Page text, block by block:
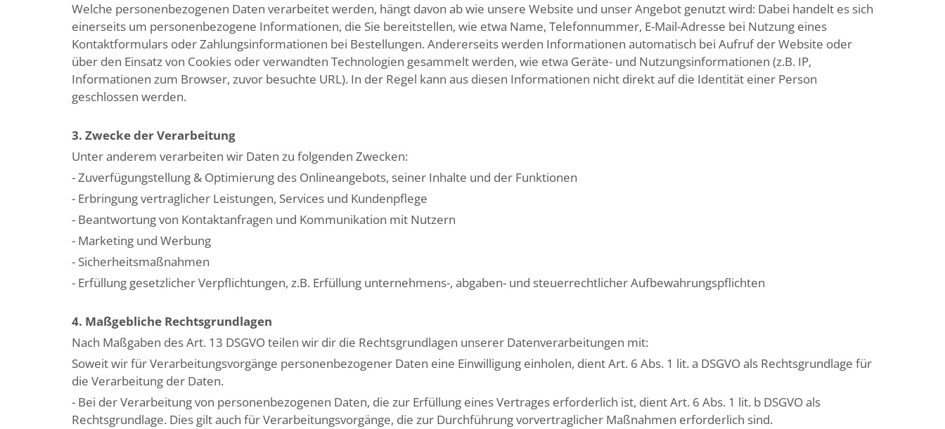
Welche personenbezogenen Daten verarbeitet werden, hängt davon ab wie unsere Website und unser Angebot genutzt wird: Dabei handelt es sich
einerseits um personenbezogene Informationen, die Sie bereitstellen, wie etwa Name, Telefonnummer, E-Mail-Adresse bei Nutzung eines
Kontaktformulars oder Zahlungsinformationen bei Bestellungen. Andererseits werden Informationen automatisch bei Aufruf der Website oder
über den Einsatz von Cookies oder verwandten Technologien gesammelt werden, wie etwa Geräte- und Nutzungsinformationen (z.B. IP,
Informationen zum Browser, zuvor besuchte URL). In der Regel kann aus diesen Informationen nicht direkt auf die Identität einer Person
geschlossen werden.
3. Zwecke der Verarbeitung
Unter anderem verarbeiten wir Daten zu folgenden Zwecken:
- Zuverfügungstellung & Optimierung des Onlineangebots, seiner Inhalte und der Funktionen
- Erbringung vertraglicher Leistungen, Services und Kundenpflege
- Beantwortung von Kontaktanfragen und Kommunikation mit Nutzern
- Marketing und Werbung
- Sicherheitsmaßnahmen
- Erfüllung gesetzlicher Verpflichtungen, z.B. Erfüllung unternehmens-, abgaben- und steuerrechtlicher Aufbewahrungspflichten
4. Maßgebliche Rechtsgrundlagen
Nach Maßgaben des Art. 13 DSGVO teilen wir dir die Rechtsgrundlagen unserer Datenverarbeitungen mit:
Soweit wir für Verarbeitungsvorgänge personenbezogener Daten eine Einwilligung einholen, dient Art. 6 Abs. 1 lit. a DSGVO als Rechtsgrundlage für
die Verarbeitung der Daten.
- Bei der Verarbeitung von personenbezogenen Daten, die zur Erfüllung eines Vertrages erforderlich ist, dient Art. 6 Abs. 1 lit. b DSGVO als
Rechtsgrundlage. Dies gilt auch für Verarbeitungsvorgänge, die zur Durchführung vorvertraglicher Maßnahmen erforderlich sind.